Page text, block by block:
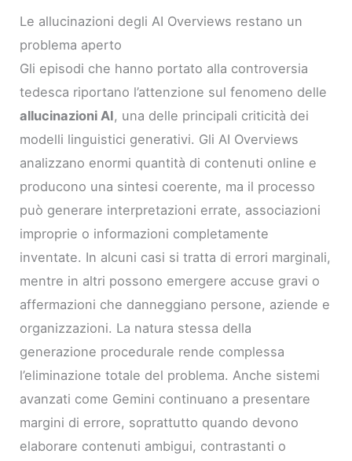
Le allucinazioni degli AI Overviews restano un
problema aperto
Gli episodi che hanno portato alla controversia
tedesca riportano l’attenzione sul fenomeno delle
allucinazioni AI, una delle principali criticità dei
modelli linguistici generativi. Gli AI Overviews
analizzano enormi quantità di contenuti online e
producono una sintesi coerente, ma il processo
può generare interpretazioni errate, associazioni
improprie o informazioni completamente
inventate. In alcuni casi si tratta di errori marginali,
mentre in altri possono emergere accuse gravi o
affermazioni che danneggiano persone, aziende e
organizzazioni. La natura stessa della
generazione procedurale rende complessa
l’eliminazione totale del problema. Anche sistemi
avanzati come Gemini continuano a presentare
margini di errore, soprattutto quando devono
elaborare contenuti ambigui, contrastanti o